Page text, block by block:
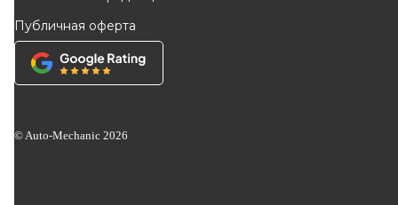
Публичная оферта
© Auto-Mechanic 2026